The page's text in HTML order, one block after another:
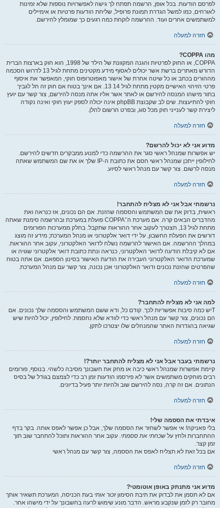
לפרסם הודעות. בכל אופן, הרשמה תפתח לך גישה לאפשרויות נוספות שלא זמינות
לאורחים, כמו למשל הגדרת תמונת פרופיל, שליחת הודעות פרטיות או אימיילים
למשתמשים אחרים ועוד. ההרשמה לוקחת כמה רגעים כך שמומלץ להירשם.
חזרה למעלה
מהו COPPA?
COPPA, או החוק לפרטיות והגנה המקוונת של הילד של 1998, הוא חוק בארצות הברית
הדורש מאתרים ברשת אשר יכולים לאסוף מידע מקטינים מתחת לגיל 13 לדרוש הסכמה
מההורים בכתב או כל שיטה אחרת של אישור מאפוטרופוס חוקי, המאפשר את איסוף
פרטי הזיהוי האישיים מקטין מתחת לגיל 14 13. אם אינך בטוח אם חוק זה חל לגביך
בתור מישהו המנסה להירשם או לאתר אשר אליו אתה מנסה להירשם, צור קשר עם יועץ
חוקי להתיעצות. שים לב שקבוצת phpBB אינה יכולה לספק יעוץ חוקי ואינה נקודה
ליצירת קשר לענייני חוק מכל סוג, ובפרט הרשום להלן.
חזרה למעלה
מדוע אני לא יכול להרשם?
יש אפשרות שמנהל ראשי סגר את ההרשמה כדי למנוע ממבקרים חדשים להירשם.
לחילופין ייתכן שמנהל ראשי חסם את כתובת ה-IP שלך או את שם המשתמש שאתה
מנסה לרשום. צור קשר עם מנהל ראשי לסיוע.
חזרה למעלה
נרשמתי אבל אני לא מצליח להתחבר!
ראשית, בדוק את שם המשתמש והססמה שהזנת. אם הם נכונים, אז כנראה ואת
מהדברים הבאים קרה. אם מערכת ה־COPPA פועלת במערכת ובהרשמה סימנת שאתה
מתחת לגיל 13, תצטרך לעקוב אחר ההוראות שתקבל. בחלק ממערכות הפורומים
דורשים את הפעלת החשבון, על ידי דואר אלקטרוני או מנהל המערכת; מידע זה מוצג
במהלך ההרשמה. אם האישור להרשמה נשלח לדואר האלקטרוני, עקוב אחר ההוראות.
אם לא קיבלת הודעה לדואר האלקטרוני, כנראה ונתת כתובת דואר אלקטרוני שגויה או
שמערכת הדואר האלקטרוני העבירה את הודעת האישור בסינון הספאם. אם אתה בטוח
שהפרטים שהזנת נכונים ודואר האלקטרוני אכן נכונה, צור קשר עם מנהל המערכת.
חזרה למעלה
למה אני לא מצליח להתחבר?
Tיש כמה סיבות אפשריות לכך. קודם כל, ודא ששם המשתמש והססמה שלך נכונים. אם
הם נכונים, צור קשר עם מנהל ראשי כדי לוודא שלא נחסמת. לחילופין, יכול להיות שיש
שגיאה בהגדרות האתר שהמנהלים שלו יצטרכו לתקן.
חזרה למעלה
נרשמתי בעבר אבל אני לא מצליח להתחבר יותר?!
קיימת אפשרות שמנהל ראשי כיבה או מחק את חשבונך מסיבה כלשהי. בנוסף, פורומים
רבים מוחקים משתמשים אשר לא פירסמו הודעות זמן רב כדי לצמצם בגודל של בסיס
הנתונים. אם זה קרה, נסה להירשם שוב ולהיות יותר פעיל בדיונים.
חזרה למעלה
איבדתי את הססמה שלי!
בלי פאניקה! אי אפשר לשחזר את הססמה שלך, אבל כן אפשר לאפס אותה. בקר בדף
ההתחברות ולחץ על שכחתי את ססמתי. עקוב אחר ההוראות ותוכל להתחבר שוב תוך
זמן קצר.
אם בכל זאת לא תצליח לאפס את הססמה, צור קשר עם מנהל ראשי
חזרה למעלה
מדוע אני מתנתק באופן אוטומטי?
אם לא תסמן את לבדוק את תיבת הסימוןזכור אותי בעת הכניסה, המערכת תשאיר אותך
מחובר רק לזמן שנקבע מראש. הדבר מונע שימוש לרעה בחשבונך על ידי מישהו אחר.